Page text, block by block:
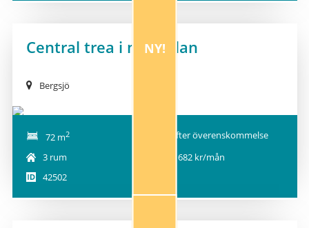
Central trea i markplan
Bergsjö
72 m2
Efter överenskommelse
3 rum
8 682 kr/mån
42502
NY!